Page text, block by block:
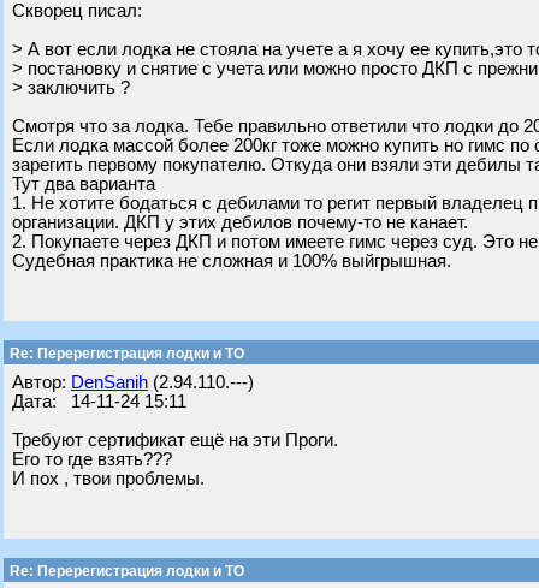
Скворец писал:
> А вот если лодка не стояла на учете а я хочу ее купить,это
> постановку и снятие с учета или можно просто ДКП с
> заключить ?
Смотря что за лодка. Тебе правильно ответили что лодки до
Если лодка массой более 200кг тоже можно купить но гимс
зарегить первому покупателю. Откуда они взяли эти дебилы
Тут два варианта
1. Не хотите бодаться с дебилами то регит первый владелец
организации. ДКП у этих дебилов почему-то не канает.
2. Покупаете через ДКП и потом имеете гимс через суд. Это
Судебная практика не сложная и 100% выйгрышная.
Re: Перерегистрация лодки и ТО
Автор: DenSanih (2.94.110.---)
Дата: 14-11-24 15:11
Требуют сертификат ещё на эти Проги.
Его то где взять???
И пох , твои проблемы.
Re: Перерегистрация лодки и ТО